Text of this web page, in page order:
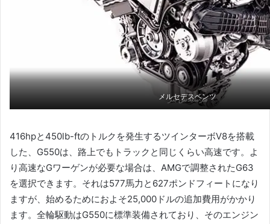
مرسيدس بنز
メルセデスベンツ
416hpと450lb-ftのトルクを発生するツインターボV8を搭載
した、G550は、路上でもトラックと同じくらい高速です。よ
り高速なGワーゲンが必要な場合は、AMGで調整されたG63
を選択できます。それは577馬力と627ポンドフィートになり
ますが、始めるためにおよそ25,000ドルの追加費用がかかり
ます。 全輪駆動はG550に標準装備されており、そのエンジン